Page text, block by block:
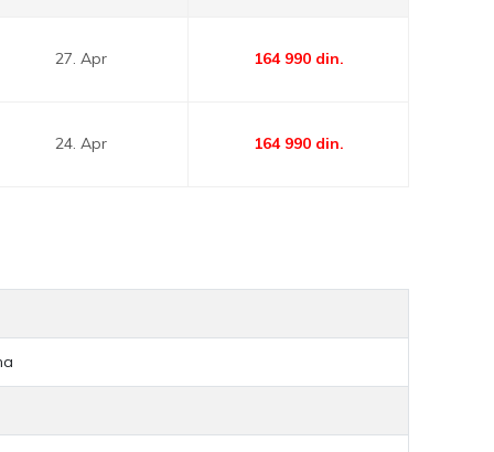
27. Apr 164 990din.
24. Apr 164 990din.